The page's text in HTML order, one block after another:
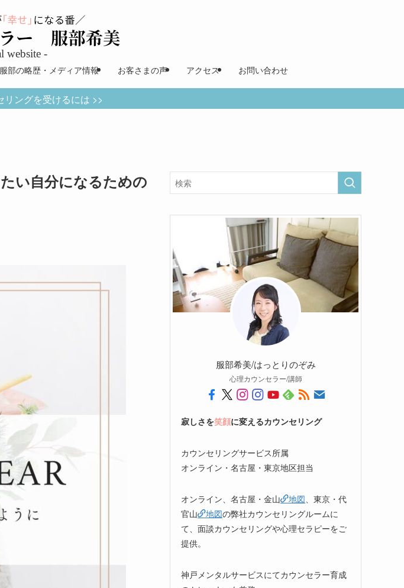
服部の略歴・メディア情報 お客さまの声 アクセス お問い合わせ
ングを受けるには >>
い自分になるための
服部希美/はっとりのぞみ
心理カウンセラー/講師
寂しさを笑顔に変えるカウンセリング
カウンセリングサービス所属
オンライン・名古屋・東京地区担当
オンライン、名古屋・金山 地図、東京・代
官山
地図の弊社カウンセリングルームに
て、面談カウンセリングや心理セラピーをご
提供。
神戸メンタルサービスにてカウンセラー育成